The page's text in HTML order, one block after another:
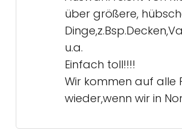
über größere,
u.a.
Einfach toll!!!!
Wir kommen auf alle
wieder,wenn wir in